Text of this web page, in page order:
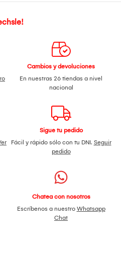
Cambios y devoluciones
En nuestras 26 tiendas a nivel
nacional
Sigue tu pedido
Fácil y rápido sólo con tu DNI. Seguir
pedido
Chatea con nosotros
Escríbenos a nuestro Whatsapp
Chat